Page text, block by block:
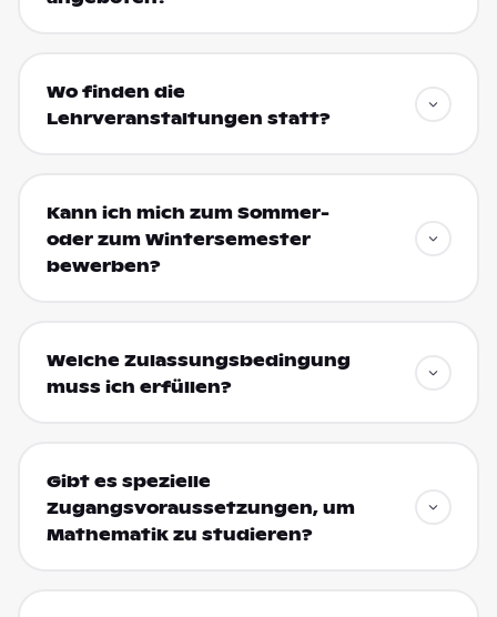
Wo finden die
Lehrveranstaltungen statt?
Kann ich mich zum Sommer-
oder zum Wintersemester
bewerben?
Welche Zulassungsbedingung
muss ich erfüllen?
Gibt es spezielle
Zugangsvoraussetzungen, um
Mathematik zu studieren?